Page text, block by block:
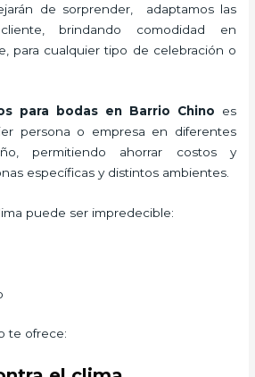
de sorprender, adaptamos las
brindando comodidad en
para cualquier tipo de celebración o
para bodas en Barrio Chino es
persona o empresa en diferentes
permitiendo ahorrar costos y
específicas y distintos ambientes.
puede ser impredecible:
te ofrece: